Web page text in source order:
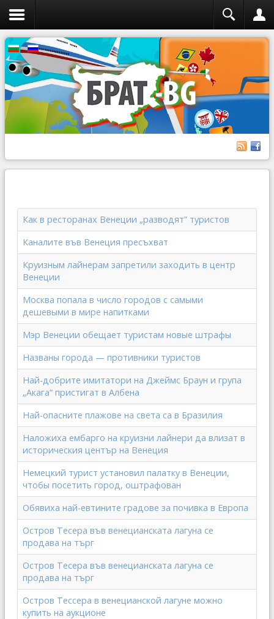
Как в ресторанах Венеции „разводят” туристов
Каналите във Венеция пресъхват
Круизным лайнерам запретили заходить в центр
Венеции
Москва попала в число городов с самыми
дешевыми в мире напитками
Мэр Венеции обещает туристам новые штрафы
Названы города — противники туристов
Най-добрите имитатори на Джеймс Браун и група
„Акага“ пристигат в Албена
Най-опасните плажове на света са в Бразилия
Наложиха ембарго на круизни лайнери да влизат в
историческия център на Венеция
Немецкий турист установил палатку в Венеции,
чтобы посетить город, оштрафован
Обявиха най-евтините градове за почивка в Европа
Остров Тесера във венецианската лагуна се
продава на търг
Остров Тесера във венецианската лагуна се
продава на търг
Остров Тессера в венецианской лагуне можно
купить на аукционе